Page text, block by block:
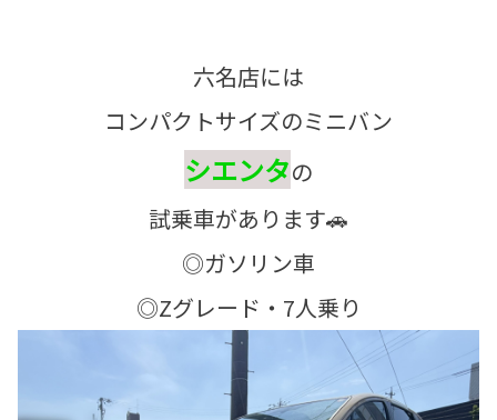
六名店には
コンパクトサイズのミニバン
シエンタの
試乗車があります🚗
◎ガソリン車
​​◎Zグレード・7人乗り​​​